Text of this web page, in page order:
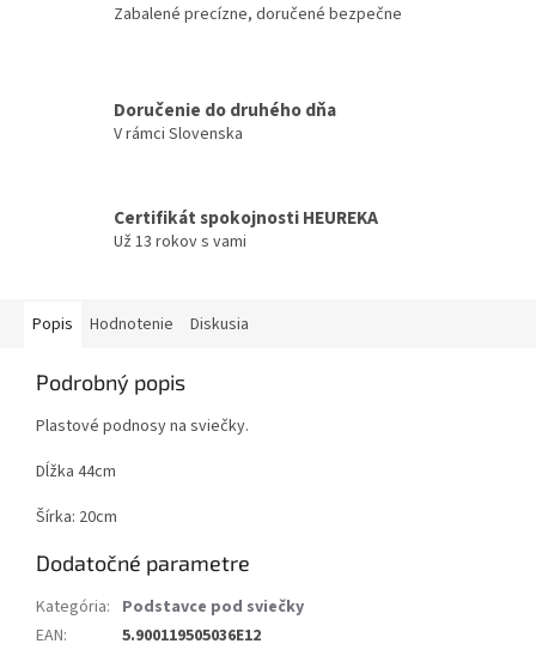
Zabalené precízne, doručené bezpečne
Doručenie do druhého dňa
V rámci Slovenska
Certifikát spokojnosti HEUREKA
Už 13 rokov s vami
Popis Hodnotenie Diskusia
Podrobný popis
Plastové podnosy na sviečky.
Dĺžka 44cm
Šírka: 20cm
Dodatočné parametre
Kategória: Podstavce pod sviečky
EAN: 5.900119505036E12